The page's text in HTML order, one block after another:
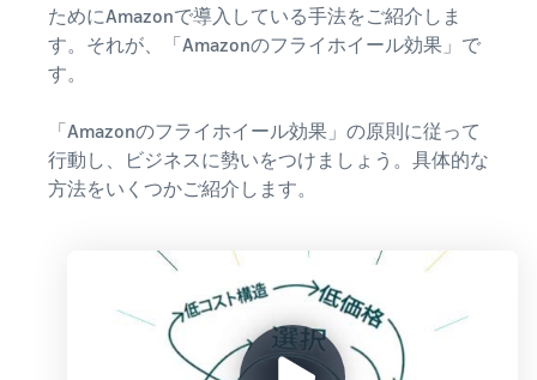
ためにAmazonで導入している手法をご紹介しま
す。それが、「Amazonのフライホイール効果」で
す。
「Amazonのフライホイール効果」の原則に従って
行動し、ビジネスに勢いをつけましょう。具体的な
方法をいくつかご紹介します。